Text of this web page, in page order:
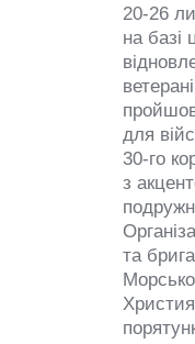
20-26
на базі
для
30-го
з
та